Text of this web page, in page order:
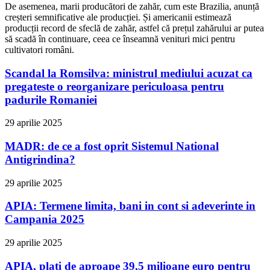
De asemenea, marii producători de zahăr, cum este Brazilia, anunță
creșteri semnificative ale producției. Și americanii estimează
producții record de sfeclă de zahăr, astfel că prețul zahărului ar putea
să scadă în continuare, ceea ce înseamnă venituri mici pentru
cultivatori români.
Scandal la Romsilva: ministrul mediului acuzat ca
pregateste o reorganizare periculoasa pentru
padurile Romaniei
29 aprilie 2025
MADR: de ce a fost oprit Sistemul National
Antigrindina?
29 aprilie 2025
APIA: Termene limita, bani in cont si adeverinte in
Campania 2025
29 aprilie 2025
APIA, plati de aproape 39,5 milioane euro pentru